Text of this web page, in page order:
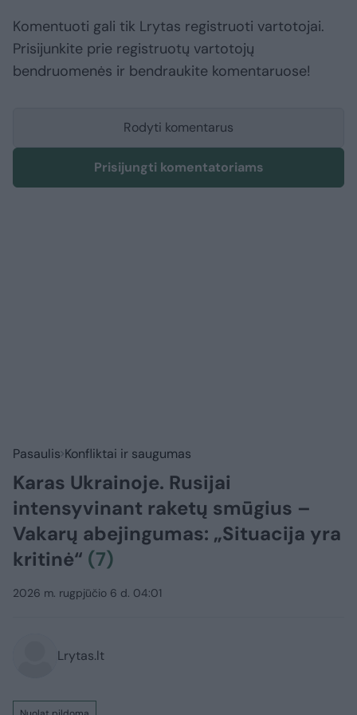
Komentuoti gali tik Lrytas registruoti vartotojai.
Prisijunkite prie registruotų vartotojų
bendruomenės ir bendraukite komentaruose!
Rodyti komentarus
Prisijungti komentatoriams
Pasaulis Konfliktai ir saugumas
Karas Ukrainoje. Rusijai
intensyvinant raketų smūgius –
Vakarų abejingumas: „Situacija yra
kritinė“ (7)
2026 m. rugpjūčio 6 d. 04:01
Lrytas.lt